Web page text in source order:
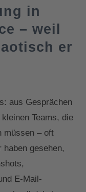
in
– weil
er
aus Gesprächen
Teams, die
müssen – oft
gesehen,
E-Mail-